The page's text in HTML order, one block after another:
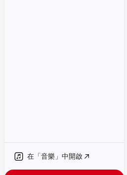
在「音樂」中開啟